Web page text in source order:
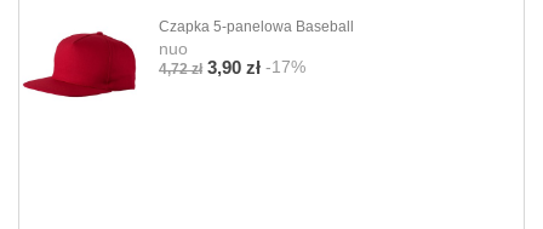
Czapka 5-panelowa Baseball
nuo
4,72 zł 3,90 zł -17%